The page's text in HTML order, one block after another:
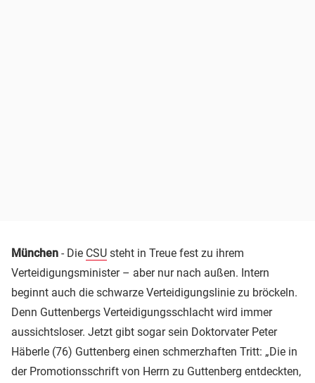
München - Die CSU steht in Treue fest zu ihrem
Verteidigungsminister – aber nur nach außen. Intern
beginnt auch die schwarze Verteidigungslinie zu bröckeln.
Denn Guttenbergs Verteidigungsschlacht wird immer
aussichtsloser. Jetzt gibt sogar sein Doktorvater Peter
Häberle (76) Guttenberg einen schmerzhaften Tritt: „Die in
der Promotionsschrift von Herrn zu Guttenberg entdeckten,